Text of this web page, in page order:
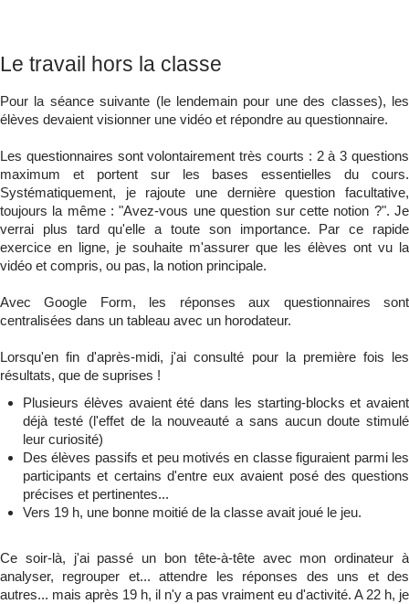
Le travail hors la classe
Pour la séance suivante (le lendemain pour une des classes), les
élèves devaient visionner une vidéo et répondre au questionnaire.
Les questionnaires sont volontairement très courts : 2 à 3 questions
maximum et portent sur les bases essentielles du cours.
Systématiquement, je rajoute une dernière question facultative,
toujours la même : "Avez-vous une question sur cette notion ?". Je
verrai plus tard qu'elle a toute son importance. Par ce rapide
exercice en ligne, je souhaite m'assurer que les élèves ont vu la
vidéo et compris, ou pas, la notion principale.
Avec Google Form, les réponses aux questionnaires sont
centralisées dans un tableau avec un horodateur.
Lorsqu'en fin d'après-midi, j'ai consulté pour la première fois les
résultats, que de suprises !
Plusieurs élèves avaient été dans les starting-blocks et avaient
déjà testé (l'effet de la nouveauté a sans aucun doute stimulé
leur curiosité)
Des élèves passifs et peu motivés en classe figuraient parmi les
participants et certains d'entre eux avaient posé des questions
précises et pertinentes...
Vers 19 h, une bonne moitié de la classe avait joué le jeu.
Ce soir-là, j'ai passé un bon tête-à-tête avec mon ordinateur à
analyser, regrouper et... attendre les réponses des uns et des
autres... mais après 19 h, il n'y a pas vraiment eu d'activité. A 22 h, je